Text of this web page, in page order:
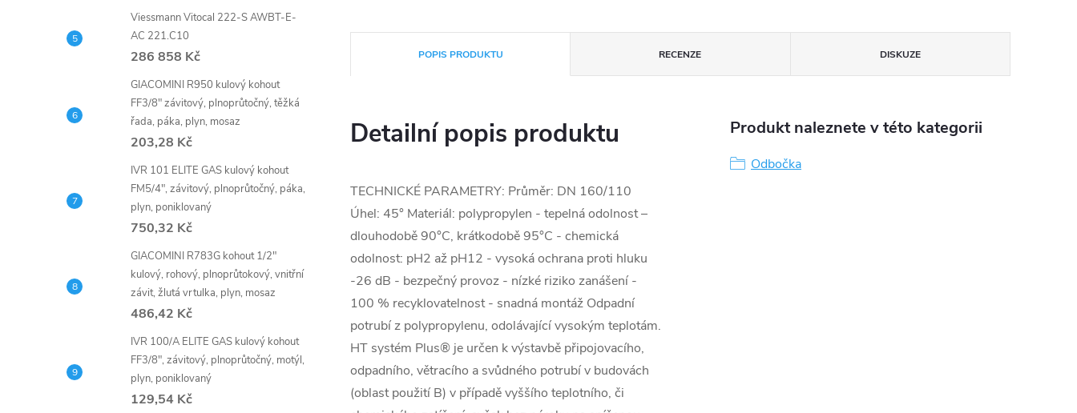
Viessmann Vitocal 222-S AWBT-E-
AC 221.C10
286 858 Kč
GIACOMINI R950 kulový kohout
FF3/8" závitový, plnoprůtočný, těžká
řada, páka, plyn, mosaz
203,28 Kč
IVR 101 ELITE GAS kulový kohout
FM5/4", závitový, plnoprůtočný, páka,
plyn, poniklovaný
750,32 Kč
GIACOMINI R783G kohout 1/2"
kulový, rohový, plnoprůtokový, vnitřní
závit, žlutá vrtulka, plyn, mosaz
486,42 Kč
IVR 100/A ELITE GAS kulový kohout
FF3/8", závitový, plnoprůtočný, motýl,
plyn, poniklovaný
129,54 Kč
POPIS PRODUKTU RECENZE DISKUZE
Detailní popis produktu
TECHNICKÉ PARAMETRY: Průměr: DN 160/110
Úhel: 45° Materiál: polypropylen - tepelná odolnost –
dlouhodobě 90°C, krátkodobě 95°C - chemická
odolnost: pH2 až pH12 - vysoká ochrana proti hluku
-26 dB - bezpečný provoz - nízké riziko zanášení -
100 % recyklovatelnost - snadná montáž Odpadní
potrubí z polypropylenu, odolávající vysokým teplotám.
HT systém Plus® je určen k výstavbě připojovacího,
odpadního, větracího a svůdného potrubí v budovách
(oblast použití B) v případě vyššího teplotního, či
Produkt naleznete v této kategorii
Odbočka